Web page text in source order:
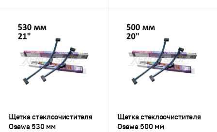
Щетка стеклоочистителя
Osawa 530 мм
Щетка стеклоочистителя
Osawa 500 мм